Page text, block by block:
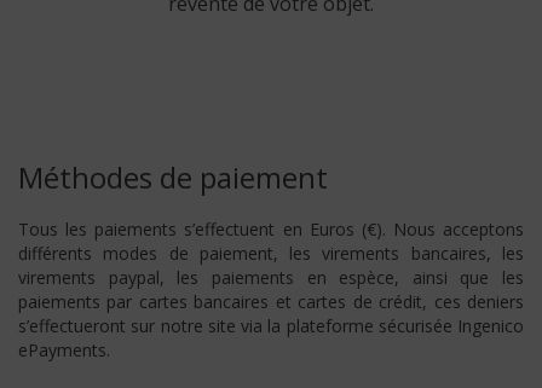
Méthodes de paiement
Tous les paiements s’effectuent en Euros (€). Nous acceptons
différents modes de paiement, les virements bancaires, les
virements paypal, les paiements en espèce, ainsi que les
paiements par cartes bancaires et cartes de crédit, ces deniers
s’effectueront sur notre site via la plateforme sécurisée Ingenico
ePayments.